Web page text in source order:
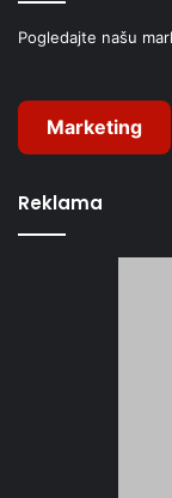
Pogledajte našu
Marketing
Reklama